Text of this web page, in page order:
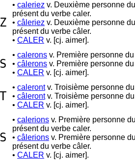
• caleriez v. Deuxième personne
présent du verbe caler.
• câleriez v. Deuxième personne
présent du verbe câler.
• CALER v. [cj. aimer].
• calerons v. Première personne
• câlerons v. Première personne
• CALER v. [cj. aimer].
• calerontv. Troisième personne
• câlerontv. Troisième personne
• CALER v. [cj. aimer].
• calerions v. Première personne
présent du verbe caler.
• câlerions v. Première personne
présent du verbe câler.
• CALER v. [cj. aimer].